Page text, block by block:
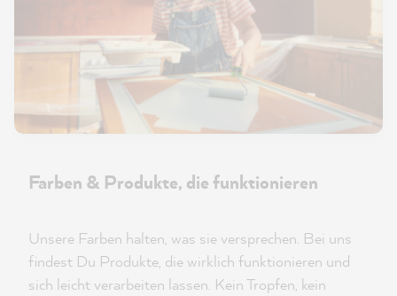
Farben & Produkte, die funktionieren
Unsere Farben halten, was sie versprechen. Bei uns
findest Du Produkte, die wirklich funktionieren und
sich leicht verarbeiten lassen. Kein Tropfen, kein